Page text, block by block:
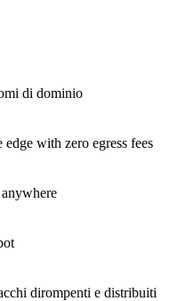
di dominio
with zero egress fees
dirompenti e distribuiti